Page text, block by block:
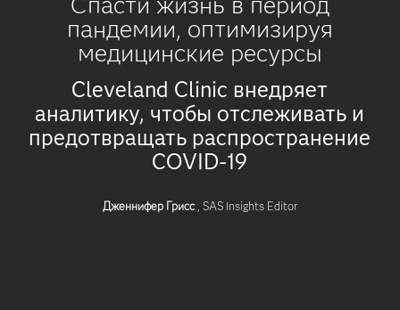
пандемии, оптимизируя
медицинские ресурсы
Cleveland Clinic внедряет
аналитику, чтобы отслеживать и
предотвращать распространение
COVID-19
Дженнифер Грисс , SAS Insights Editor